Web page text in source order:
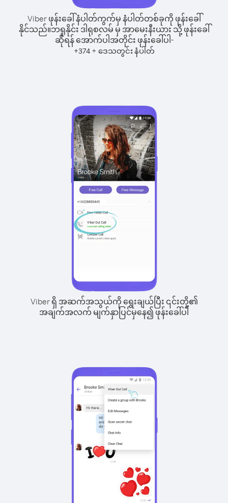
Viber ဖုန်းခေါ်နံပါတ်ကွက်မှ နံပါတ်တစ်ခုကို ဖုန်းခေါ်
နိုင်သည်။ဘရူနိုင်း ဒါရုစလမ် မှ အာမေးနီးယား သို့ ဖုန်းခေါ်
ဆိုရန် အောက်ပါအတိုင်း ဖုန်းခေါ်ပါ-
+374+ ဒေသတွင်း နံပါတ်
Viber ရှိ အဆက်အသွယ်ကို ရွေးချယ်ပြီး ၎င်းတို့၏
အချက်အလက် မျက်နှာပြင်မှနေ၍ ဖုန်းခေါ်ပါ